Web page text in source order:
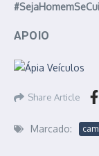
APOIO
Share Article
Marcado: